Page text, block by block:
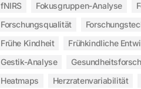
fNIRS
Fokusgruppen-Analyse
Forschungsqualität
Frühe Kindheit
Frühkindliche
Gestik-Analyse
Heatmaps
Herzratenvariabilität